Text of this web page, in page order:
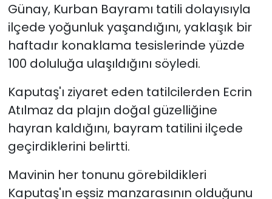
Günay, Kurban Bayramı tatili dolayısıyla
ilçede yoğunluk yaşandığını, yaklaşık bir
haftadır konaklama tesislerinde yüzde
100 doluluğa ulaşıldığını söyledi.
Kaputaş'ı ziyaret eden tatilcilerden Ecrin
Atılmaz da plajın doğal güzelliğine
hayran kaldığını, bayram tatilini ilçede
geçirdiklerini belirtti.
Mavinin her tonunu görebildikleri
Kaputaş'ın eşsiz manzarasının olduğunu